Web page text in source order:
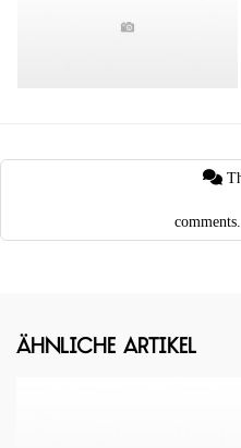
comments.
Ähnliche Artikel